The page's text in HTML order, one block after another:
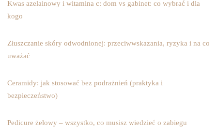
Kwas azelainowy i witamina c: dom vs gabinet: co wybrać i dla
kogo
Złuszczanie skóry odwodnionej: przeciwwskazania, ryzyka i na co
uważać
Ceramidy: jak stosować bez podrażnień (praktyka i
bezpieczeństwo)
Pedicure żelowy – wszystko, co musisz wiedzieć o zabiegu